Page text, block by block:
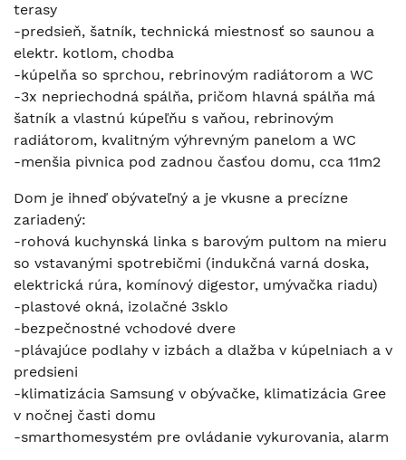
terasy
-predsieň, šatník, technická miestnosť so saunou a
elektr. kotlom, chodba
-kúpelňa so sprchou, rebrinovým radiátorom a WC
-3x nepriechodná spálňa, pričom hlavná spálňa má
šatník a vlastnú kúpeľňu s vaňou, rebrinovým
radiátorom, kvalitným výhrevným panelom a WC
-menšia pivnica pod zadnou časťou domu, cca 11m2
Dom je ihneď obývateľný a je vkusne a precízne
zariadený:
-rohová kuchynská linka s barovým pultom na mieru
so vstavanými spotrebičmi (indukčná varná doska,
elektrická rúra, komínový digestor, umývačka riadu)
-plastové okná, izolačné 3sklo
-bezpečnostné vchodové dvere
-plávajúce podlahy v izbách a dlažba v kúpelniach a v
predsieni
-klimatizácia Samsung v obývačke, klimatizácia Gree
v nočnej časti domu
-smarthomesystém pre ovládanie vykurovania, alarm